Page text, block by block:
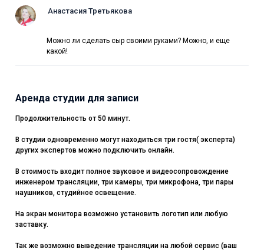
Анастасия Третьякова
Можно ли сделать сыр своими руками? Можно, и еще
какой!
Аренда студии для записи
Продолжительность от 50 минут.
В студии одновременно могут находиться три гостя( эксперта)
других экспертов можно подключить онлайн.
В стоимость входит полное звуковое и видеосопровождение
инженером трансляции, три камеры, три микрофона, три пары
наушников, студийное освещение.
На экран монитора возможно установить логотип или любую
заставку.
Так же возможно выведение трансляции на любой сервис (ваш